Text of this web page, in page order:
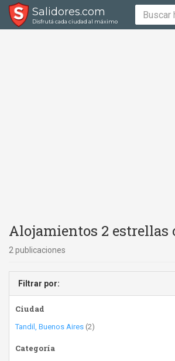
Salidores.com
Disfrutá cada ciudad al máximo
Alojamientos 2
2 publicaciones
Filtrar por:
Ciudad
Tandil, Buenos Aires (2)
Categoría